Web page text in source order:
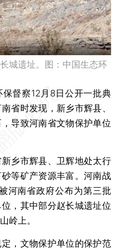
城遗址。图：中国生态环
保督察12月8日公开一批典
省时发现，新乡市辉县、
导致河南省文物保护单位
市辉县、卫辉地处太行
等矿产资源丰富。河南战
河南省政府公布为第三批
，其中部分赵长城遗址位
岭上。
文物保护单位的保护范